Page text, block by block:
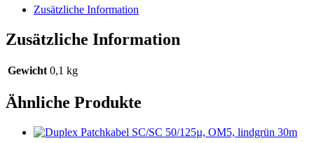
MengeZusätzliche Information
Zusätzliche Information
Gewicht 0,1 kg
Ähnliche Produkte